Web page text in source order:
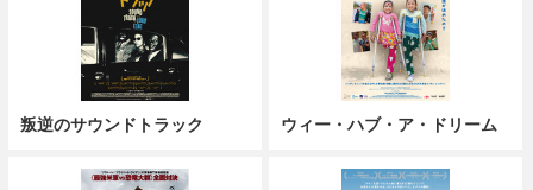
叛逆のサウンドトラック ウィー・ハブ・ア・ドリーム